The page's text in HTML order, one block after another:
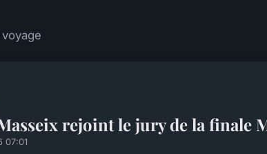
rejoint le jury de la finale
07:01